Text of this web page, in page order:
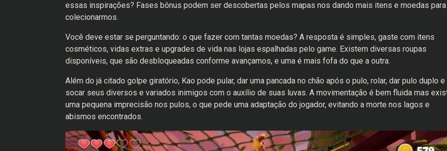
essas inspirações? Fases bônus podem ser descobertas pelos mapas nos dando mais itens e moedas para
colecionarmos.
Você deve estar se perguntando: o que fazer com tantas moedas? A resposta é simples, gaste com itens
cosméticos, vidas extras e upgrades de vida nas lojas espalhadas pelo game. Existem diversas roupas
disponíveis, que são desbloqueadas conforme avançamos, e uma é mais fofa do que a outra.
Além do já citado golpe giratório, Kao pode pular, dar uma pancada no chão após o pulo, rolar, dar pulo duplo e
socar seus diversos e variados inimigos com o auxílio de suas luvas. A movimentação é bem fluida mas
uma pequena imprecisão nos pulos, o que pede uma adaptação do jogador, evitando a morte nos lagos e
abismos encontrados.